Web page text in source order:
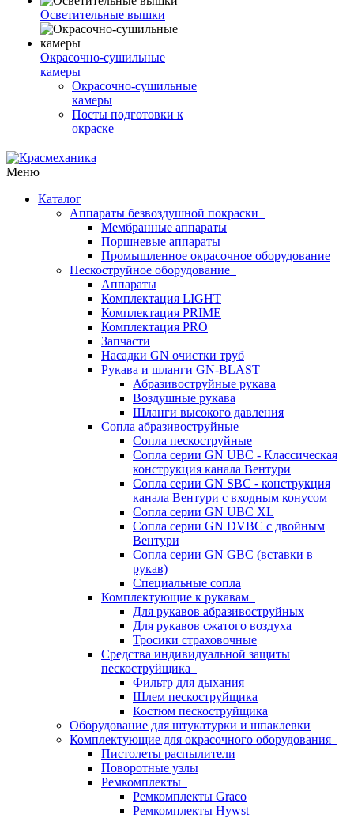
Осветительные вышки
Окрасочно-сушильные
камеры
Окрасочно-сушильные
камеры
Посты подготовки к
окраске
Меню
Каталог
Аппараты безвоздушной покраски
Мембранные аппараты
Поршневые аппараты
Промышленное окрасочное оборудование
Пескоструйное оборудование
Аппараты
Комплектация LIGHT
Комплектация PRIME
Комплектация PRO
Запчасти
Насадки GN очистки труб
Рукава и шланги GN-BLAST
Абразивоструйные рукава
Воздушные рукава
Шланги высокого давления
Сопла абразивоструйные
Сопла пескоструйные
Сопла серии GN UBC - Классическая
конструкция канала Вентури
Сопла серии GN SBC - конструкция
канала Вентури c входным конусом
Сопла серии GN UBC XL
Сопла серии GN DVBC с двойным
Вентури
Сопла серии GN GBC (вставки в
рукав)
Специальные сопла
Комплектующие к рукавам
Для рукавов абразивоструйных
Для рукавов сжатого воздуха
Тросики страховочные
Средства индивидуальной защиты
пескоструйщика
Фильтр для дыхания
Шлем пескоструйщика
Костюм пескоструйщика
Оборудование для штукатурки и шпаклевки
Комплектующие для окрасочного оборудования
Пистолеты распылители
Поворотные узлы
Ремкомплекты
Ремкомплекты Graco
Ремкомплекты Hywst